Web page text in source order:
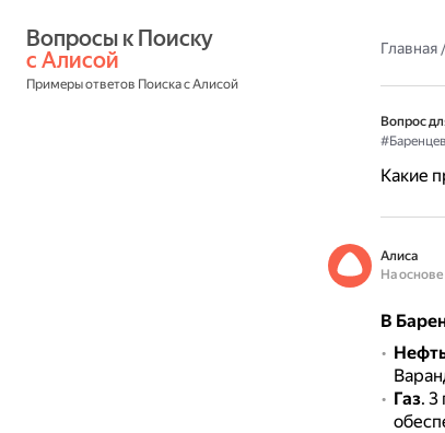
с Алисой
Примеры ответов Поиска с Алисой
Главная
Вопрос
Какие
Алиса
На
В
Газ. 3